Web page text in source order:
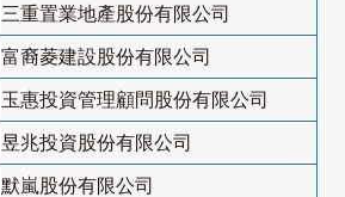
三重置業地產股份有限公司
富裔菱建設股份有限公司
玉惠投資管理顧問股份有限公司
昱兆投資股份有限公司
默嵐股份有限公司